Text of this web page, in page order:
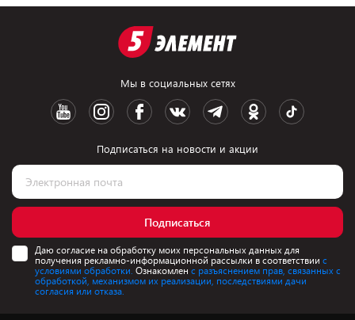
Мы в социальных сетях
Подписаться на новости и акции
Подписаться
Даю согласие на обработку моих персональных данных для
получения рекламно-информационной рассылки в соответствии с
условиями обработки. Ознакомлен с разъяснением прав, связанных с
обработкой, механизмом их реализации, последствиями дачи
согласия или отказа.